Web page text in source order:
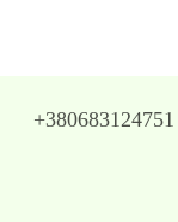
+380683124751